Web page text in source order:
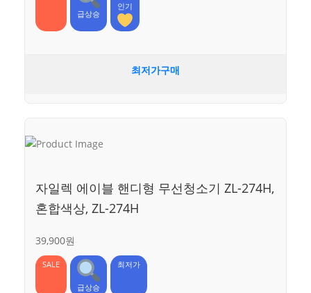
급상승
인기
최저가구매
자일렉 에이블 핸디형 무선청소기 ZL-274H,
혼합색상, ZL-274H
39,900원
SALE
급상승
최저가